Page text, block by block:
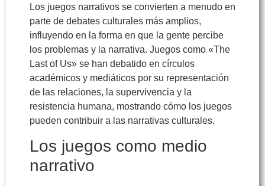
Los juegos narrativos se convierten a menudo en
parte de debates culturales más amplios,
influyendo en la forma en que la gente percibe
los problemas y la narrativa. Juegos como «The
Last of Us» se han debatido en círculos
académicos y mediáticos por su representación
de las relaciones, la supervivencia y la
resistencia humana, mostrando cómo los juegos
pueden contribuir a las narrativas culturales.
Los juegos como medio
narrativo